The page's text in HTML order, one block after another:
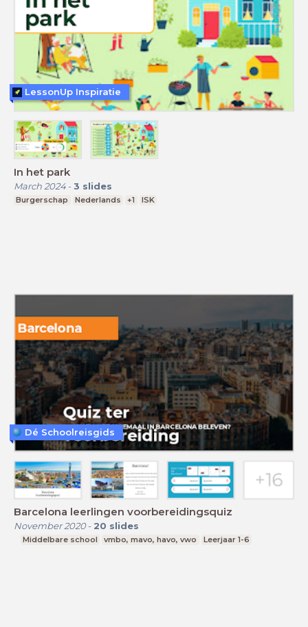
In het park
March 2024- 3 slides
Burgerschap Nederlands +1 ISK
LessonUp Inspiratie
Barcelona leerlingen voorbereidingsquiz
November 2020- 20 slides
Middelbare school vmbo, mavo, havo, vwo Leerjaar 1-6
Dé Schoolreisgids